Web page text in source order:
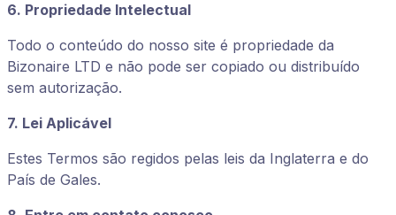
6. Propriedade Intelectual
Todo o conteúdo do nosso site é propriedade da
Bizonaire LTD e não pode ser copiado ou distribuído
sem autorização.
7. Lei Aplicável
Estes Termos são regidos pelas leis da Inglaterra e do
País de Gales.